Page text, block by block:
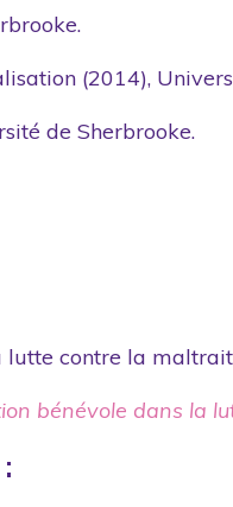
(2014),
de Sherbrooke.
contre la
bénévole dans la